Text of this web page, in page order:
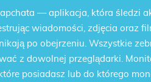
— aplikacja, która śledzi
wiadomości, zdjęcia oraz
po obejrzeniu. Wszystkie
z dowolnej przeglądarki.
posiadasz lub do którego